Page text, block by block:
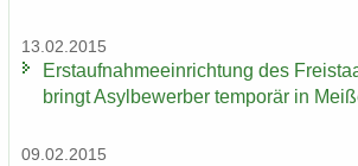
13.02.2015
Erst­auf­nah­me­ein­rich­tung des
bringt Asyl­be­wer­ber tem­po­rär in
09.02.2015